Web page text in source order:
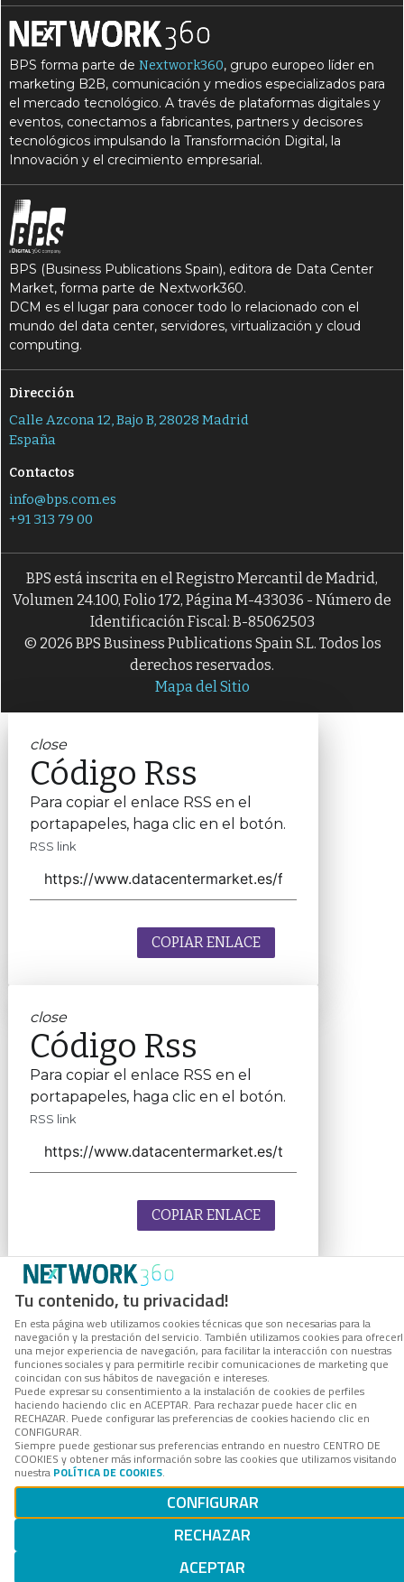
Tu contenido, tu privacidad!
En esta página web utilizamos cookies técnicas que son necesarias para la
navegación y la prestación del servicio. También utilizamos cookies para
una mejor experiencia de navegación, para facilitar la interacción con nuestras
funciones sociales y para permitirle recibir comunicaciones de marketing que
coincidan con sus hábitos de navegación e intereses.
Puede expresar su consentimiento a la instalación de cookies de perfiles
haciendo haciendo clic en ACEPTAR. Para rechazar puede hacer clic en
RECHAZAR. Puede configurar las preferencias de cookies haciendo clic en
CONFIGURAR.
Siempre puede gestionar sus preferencias entrando en nuestro CENTRO DE
COOKIES y obtener más información sobre las cookies que utilizamos visitando
nuestra POLÍTICA DE COOKIES.
CONFIGURAR
RECHAZAR
ACEPTAR
BPS forma parte deNextwork360, grupo europeo líder en
marketing B2B, comunicación y medios especializados para
el mercado tecnológico. A través de plataformas digitales y
eventos, conectamos a fabricantes, partners y decisores
tecnológicos impulsando la Transformación Digital, la
Innovación y el crecimiento empresarial.
BPS (Business Publications Spain), editora de Data Center
Market, forma parte de Nextwork360.
DCM es el lugar para conocer todo lo relacionado con el
mundo del data center, servidores, virtualización y cloud
computing.
Dirección
Calle Azcona 12, Bajo B, 28028 Madrid
España
Contactos
info@bps.com.es
+91 313 79 00
BPS está inscrita en el Registro Mercantil de Madrid,
Volumen 24.100, Folio 172, Página M-433036 - Número de
Identificación Fiscal: B-85062503
© 2026 BPS Business Publications Spain S.L. Todos los
derechos reservados.
Mapa del Sitio
close
Código Rss
Para copiar el enlace RSS en el
portapapeles, haga clic en el botón.
RSS link
COPIAR ENLACE
close
Código Rss
Para copiar el enlace RSS en el
portapapeles, haga clic en el botón.
RSS link
COPIAR ENLACE